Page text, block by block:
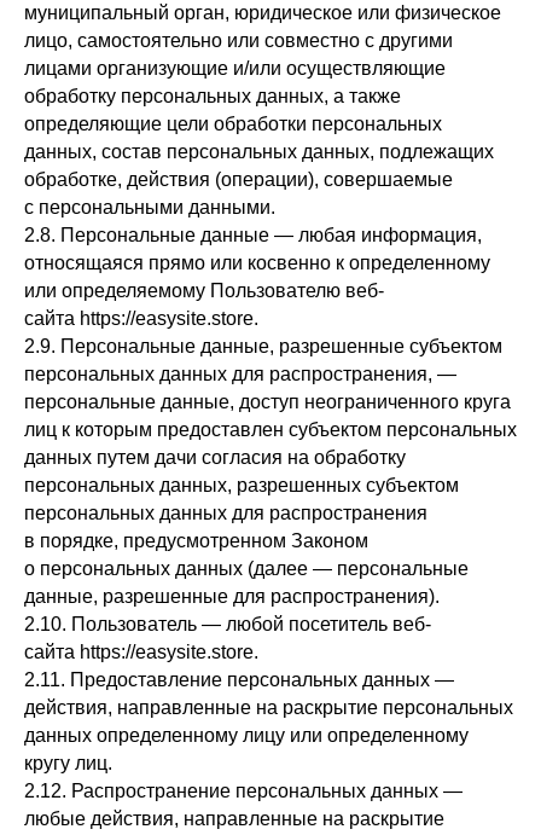
муниципальный орган, юридическое или физическое
лицо, самостоятельно или совместно с другими
лицами организующие и/или осуществляющие
обработку персональных данных, а также
определяющие цели обработки персональных
данных, состав персональных данных, подлежащих
обработке, действия (операции), совершаемые
с персональными данными.
2.8. Персональные данные — любая информация,
относящаяся прямо или косвенно к определенному
или определяемому Пользователю веб-
сайта https://easysite.store.
2.9. Персональные данные, разрешенные субъектом
персональных данных для распространения, —
персональные данные, доступ неограниченного круга
лиц к которым предоставлен субъектом персональных
данных путем дачи согласия на обработку
персональных данных, разрешенных субъектом
персональных данных для распространения
в порядке, предусмотренном Законом
о персональных данных (далее — персональные
данные, разрешенные для распространения).
2.10. Пользователь — любой посетитель веб-
сайта https://easysite.store.
2.11. Предоставление персональных данных —
действия, направленные на раскрытие персональных
данных определенному лицу или определенному
кругу лиц.
2.12. Распространение персональных данных —
любые действия, направленные на раскрытие